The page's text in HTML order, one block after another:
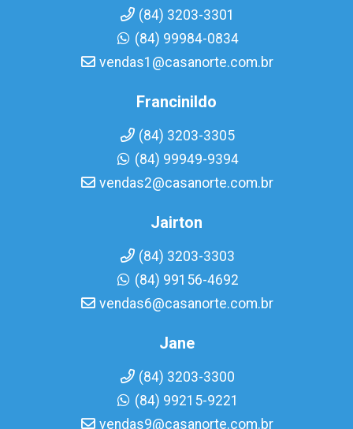
(84) 3203-3301
(84) 99984-0834
vendas1@casanorte.com.br
Francinildo
(84) 3203-3305
(84) 99949-9394
vendas2@casanorte.com.br
Jairton
(84) 3203-3303
(84) 99156-4692
vendas6@casanorte.com.br
Jane
(84) 3203-3300
(84) 99215-9221
vendas9@casanorte.com.br